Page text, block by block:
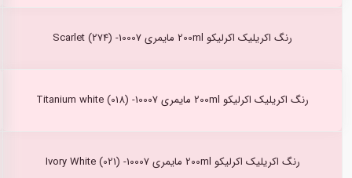
رنگ اکریلیک اکرلیکو 200ml مایمری Scarlet (274) -10007
رنگ اکریلیک اکرلیکو 200ml مایمری Titanium white (018) -10007
رنگ اکریلیک اکرلیکو 200ml مایمری Ivory White (021) -10007